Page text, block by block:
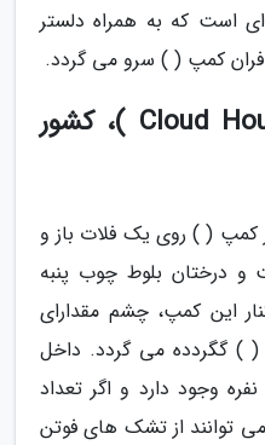
است که به همراه دلستر
کمپ ( ) سرو می گردد.
3. کمپ ( Cloud House Farm )، کشور
کمپ ( ) روی یک فلات باز و
و درختان بلوط چوب پنبه
این کمپ، چشم مقدارای
( ) گگردده می گردد. داخل
وجود دارد و اگر تعداد
توانند از تشک های فوتن